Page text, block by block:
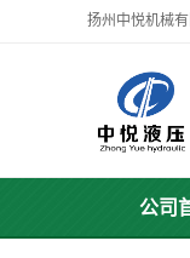
公司